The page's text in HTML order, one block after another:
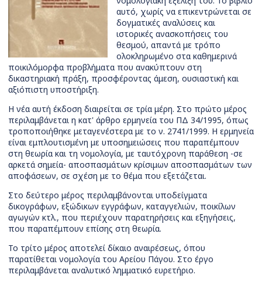
αυτό, χωρίς να επικεντρώνεται σε
δογματικές αναλύσεις και
ιστορικές ανασκοπήσεις του
θεσμού, απαντά με τρόπο
ολοκληρωμένο στα καθημερινά
ποικιλόμορφα προβλήματα που ανακύπτουν στη
δικαστηριακή πράξη, προσφέροντας άμεση, ουσιαστική και
αξιόπιστη υποστήριξη.
Η νέα αυτή έκδοση διαιρείται σε τρία μέρη. Στο πρώτο μέρος
περιλαμβάνεται η κατ' άρθρο ερμηνεία του ΠΔ 34/1995, όπως
τροποποιήθηκε μεταγενέστερα με το ν. 2741/1999. Η ερμηνεία
είναι εμπλουτισμένη με υποσημειώσεις που παραπέμπουν
στη θεωρία και τη νομολογία, με ταυτόχρονη παράθεση -σε
αρκετά σημεία- αποσπασμάτων κρίσιμων αποσπασμάτων των
αποφάσεων, σε σχέση με το θέμα που εξετάζεται.
Στο δεύτερο μέρος περιλαμβάνονται υποδείγματα
δικογράφων, εξώδικων εγγράφων, καταγγελιών, ποικίλων
αγωγών κτλ., που περιέχουν παρατηρήσεις και εξηγήσεις,
που παραπέμπουν επίσης στη θεωρία.
Το τρίτο μέρος αποτελεί δίκαιο αναιρέσεως, όπου
παρατίθεται νομολογία του Αρείου Πάγου. Στο έργο
περιλαμβάνεται αναλυτικό λημματικό ευρετήριο.